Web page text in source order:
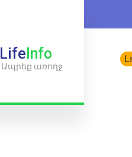
LifeInfo
Ապրեք առողջ